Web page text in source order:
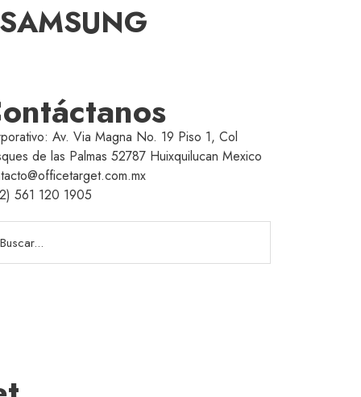
Av. Via Magna No. 19 Piso 1, Col
de las Palmas 52787 Huixquilucan Mexico
561 120 1905